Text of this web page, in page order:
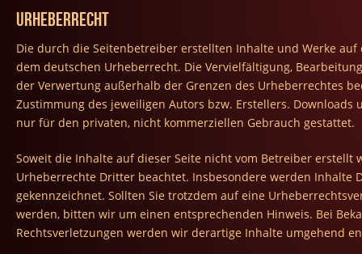
Urheberrecht
Die durch die Seitenbetreiber erstellten Inhalte und Werke
dem deutschen Urheberrecht. Die Vervielfältigung,
der Verwertung außerhalb der Grenzen des Urheberrechtes
Zustimmung des jeweiligen Autors bzw. Erstellers. Downloads
nur für den privaten, nicht kommerziellen Gebrauch gestattet.
Soweit die Inhalte auf dieser Seite nicht vom Betreiber erstellt
Urheberrechte Dritter beachtet. Insbesondere werden Inhalte
gekennzeichnet. Sollten Sie trotzdem auf eine
werden, bitten wir um einen entsprechenden Hinweis. Bei
Rechtsverletzungen werden wir derartige Inhalte umgehend